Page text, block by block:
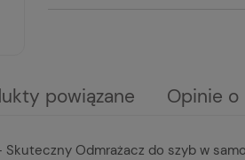
ewentualnych kosztów
powiązane Opinie
Odmrażacz do szyb w